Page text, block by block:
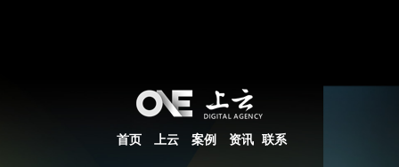
首页 上云 案例 资讯 联系